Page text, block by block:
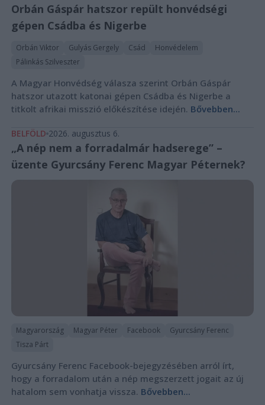
Orbán Gáspár hatszor repült honvédségi
gépen Csádba és Nigerbe
Orbán Viktor Gulyás Gergely Csád
Honvédelem
Pálinkás Szilveszter
A Magyar Honvédség válasza szerint Orbán Gáspár
hatszor utazott katonai gépen Csádba és Nigerbe a
titkolt afrikai misszió előkészítése idején. Bővebben...
BELFÖLD 2026. augusztus 6.
„A nép nem a forradalmár hadserege” –
üzente Gyurcsány Ferenc Magyar Péternek?
Magyarország Magyar Péter Facebook
Gyurcsány Ferenc
Tisza Párt
Gyurcsány Ferenc Facebook-bejegyzésében arról írt,
hogy a forradalom után a nép megszerzett jogait az új
hatalom sem vonhatja vissza. Bővebben...